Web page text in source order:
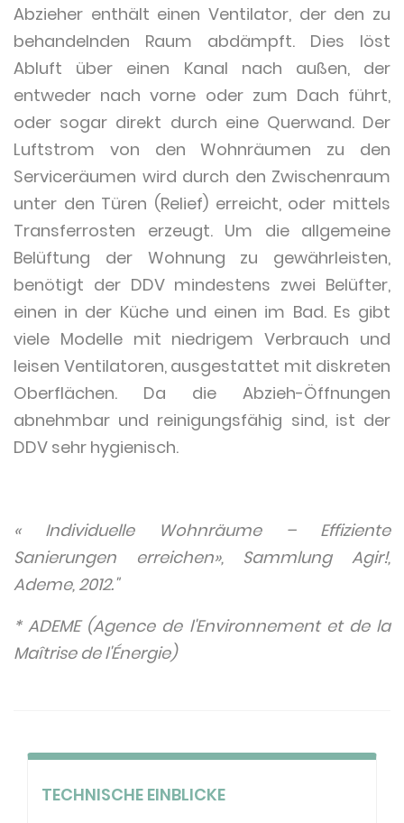
Abzieher enthält einen Ventilator, der den zu
behandelnden Raum abdämpft. Dies löst
Abluft über einen Kanal nach außen, der
entweder nach vorne oder zum Dach führt,
oder sogar direkt durch eine Querwand. Der
Luftstrom von den Wohnräumen zu den
Serviceräumen wird durch den Zwischenraum
unter den Türen (Relief) erreicht, oder mittels
Transferrosten erzeugt. Um die allgemeine
Belüftung der Wohnung zu gewährleisten,
benötigt der DDV mindestens zwei Belüfter,
einen in der Küche und einen im Bad. Es gibt
viele Modelle mit niedrigem Verbrauch und
leisen Ventilatoren, ausgestattet mit diskreten
Oberflächen. Da die Abzieh-Öffnungen
abnehmbar und reinigungsfähig sind, ist der
DDV sehr hygienisch.
« Individuelle Wohnräume – Effiziente
Sanierungen erreichen», Sammlung Agir!,
Ademe, 2012."
* ADEME (Agence de l'Environnement et de la
Maîtrise de l'Énergie)
TECHNISCHE EINBLICKE